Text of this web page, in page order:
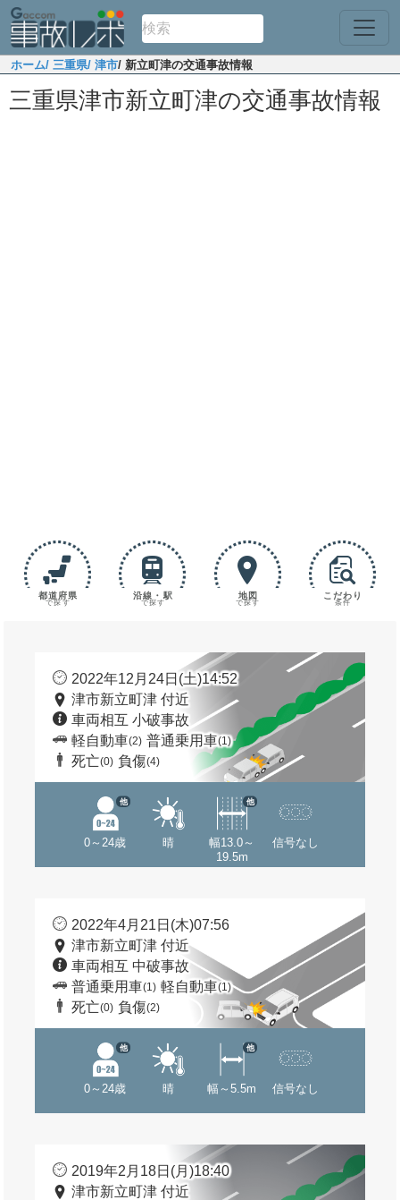
ホーム/ 三重県/ 津市/ 新立町津の交通事故情報
三重県津市新立町津の交通事故情報
都道府県
で探す
沿線・駅
で探す
地図
で探す
こだわり
条件
2022年12月24日(土)14:52
津市新立町津 付近
車両相互 小破事故
軽自動車(2) 普通乗用車(1)
死亡(0) 負傷(4)
0～24歳
他
晴
幅13.0～
19.5m
他
信号なし
2022年4月21日(木)07:56
津市新立町津 付近
車両相互 中破事故
普通乗用車(1) 軽自動車(1)
死亡(0) 負傷(2)
0～24歳
他
晴 幅～5.5m
他
信号なし
2019年2月18日(月)18:40
津市新立町津 付近